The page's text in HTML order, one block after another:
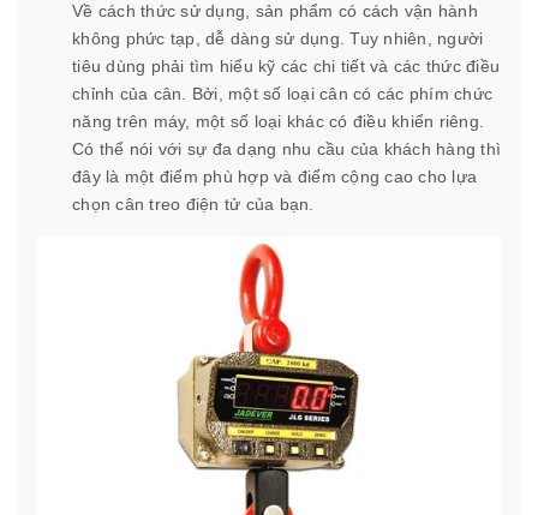
Về cách thức sử dụng, sản phẩm có cách vận hành
không phức tạp, dễ dàng sử dụng. Tuy nhiên, người
tiêu dùng phải tìm hiểu kỹ các chi tiết và các thức điều
chỉnh của cân. Bởi, một số loại cân có các phím chức
năng trên máy, một số loại khác có điều khiển riêng.
Có thể nói với sự đa dạng nhu cầu của khách hàng thì
đây là một điểm phù hợp và điểm cộng cao cho lựa
chọn cân treo điện tử của bạn.